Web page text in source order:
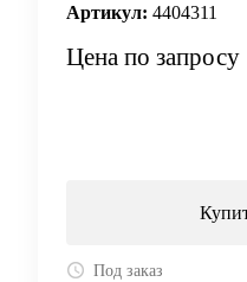
Артикул: 4404311
Цена по запросу
Под заказ